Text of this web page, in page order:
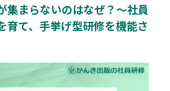
集まらないのはなぜ？～社員
育て、手挙げ型研修を機能さ